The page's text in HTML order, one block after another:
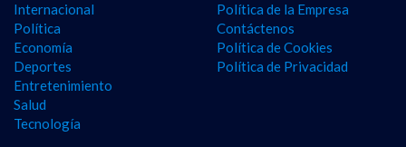
Internacional
Política
Economía
Deportes
Entretenimiento
Salud
Tecnología
Política de la Empresa
Contáctenos
Política de Cookies
Política de Privacidad